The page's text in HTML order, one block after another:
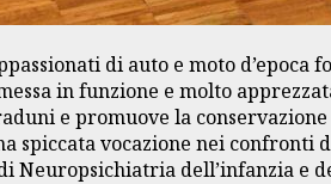
di auto e moto
in funzione e molto
e promuove la
spiccata vocazione nei
dell’infanzia e